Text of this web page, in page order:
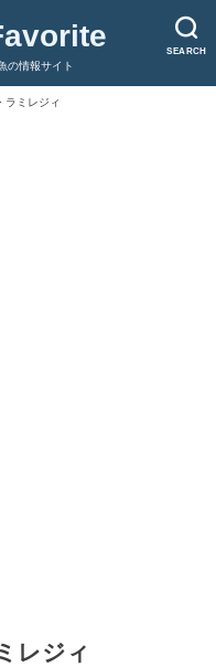
SEARCH
の情報サイト
ラミレジィ
レジィ